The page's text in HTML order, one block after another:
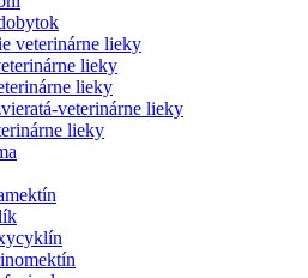
veterinárne lieky
lieky
lieky
veterinárne lieky
lieky